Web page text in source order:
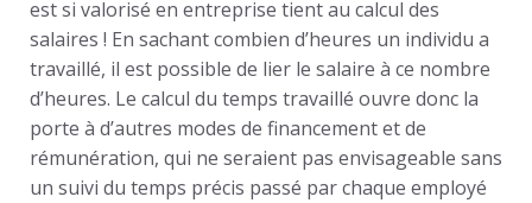
est si valorisé en entreprise tient au calcul des
salaires ! En sachant combien d’heures un individu a
travaillé, il est possible de lier le salaire à ce nombre
d’heures. Le calcul du temps travaillé ouvre donc la
porte à d’autres modes de financement et de
rémunération, qui ne seraient pas envisageable sans
un suivi du temps précis passé par chaque employé